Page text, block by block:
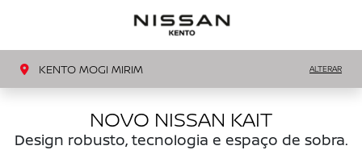
KENTO MOGI MIRIM ALTERAR
NOVO NISSAN KAIT
Design robusto, tecnologia e espaço de sobra.